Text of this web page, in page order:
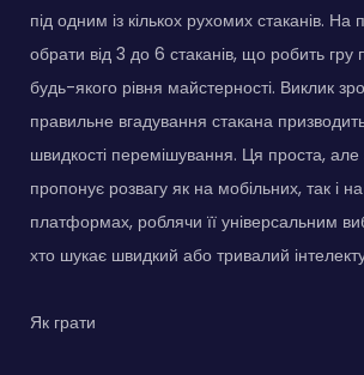
під одним із кількох рухомих стаканів.
обрати від 3 до 6 стаканів, що робить
будь-якого рівня майстерності. Виклик
правильне вгадування стакана
швидкості перемішування. Ця проста,
пропонує розвагу як на мобільних, так і
платформах, роблячи її універсальним
хто шукає швидкий або тривалий
Як грати